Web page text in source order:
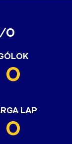
0
0
LAP
0